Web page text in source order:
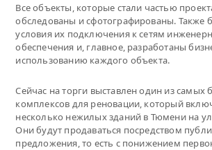
Все объекты, которые стали частью
обследованы и сфотографированы. Также
условия их подключения к сетям
обеспечения и, главное, разработаны
использованию каждого объекта.
Сейчас на торги выставлен один из самых
комплексов для реновации, который
несколько нежилых зданий в Тюмени на
Они будут продаваться посредством
предложения, то есть с понижением